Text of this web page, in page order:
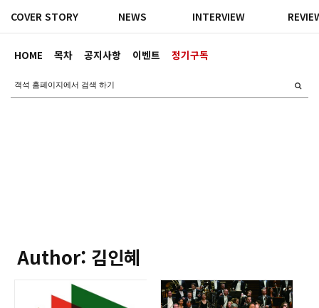
HOME 목차 공지사항 이벤트 정기구독
COVER STORY NEWS INTERVIEW
Author: 김인혜